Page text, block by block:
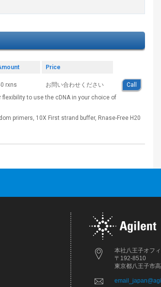
Price
rxns お問い合わせください
Call
to use the cDNA in your choice of
primers, 10X First strand buffer, Rnase-Free H20
本社八王子オフ
〒192-8510
東京都八王子市